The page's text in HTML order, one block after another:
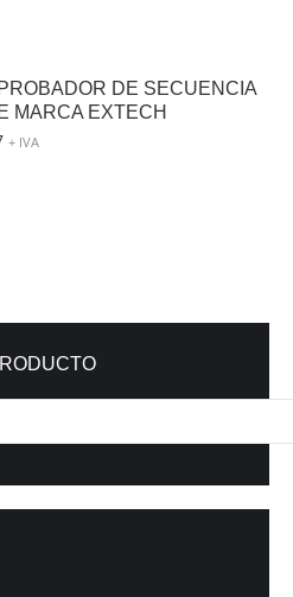
DE SECUENCIA
MARCA EXTECH
+ IVA